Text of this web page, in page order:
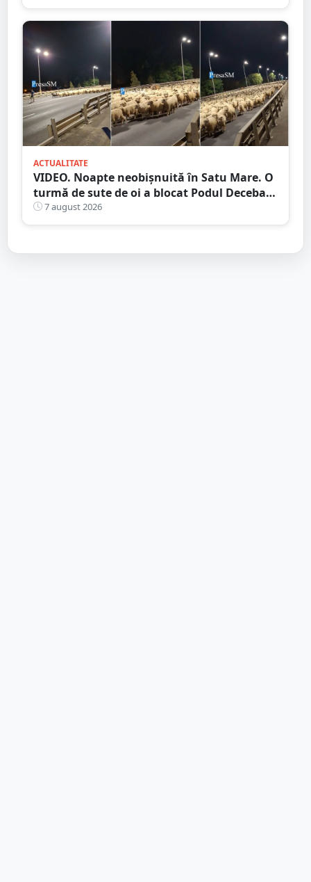
ACTUALITATE
VIDEO. Noapte neobișnuită în Satu Mare. O
turmă de sute de oi a blocat Podul Decebal.
Gest de apreciat al ciobanului
7 august 2026